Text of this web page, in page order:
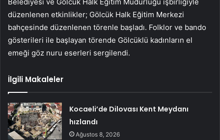
düzenlenen etkinlikler; Gölcük Halk Eğitim Merkezi
bahçesinde düzenlenen törenle başladı. Folklor ve bando
gösterileri ile başlayan törende Gölcüklü kadınların el
emeği göz nuru eserleri sergilendi.
İlgili Makaleler
Kocaeli’de Dilovası Kent Meydanı
hızlandı
Ağustos 8, 2026